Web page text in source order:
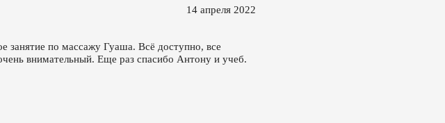
14 апреля 2022
занятие по массажу Гуаша. Всё доступно, все
внимательный. Еще раз спасибо Антону и учеб.